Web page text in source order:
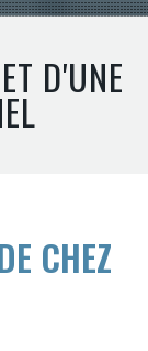
D'UNE
CHEZ